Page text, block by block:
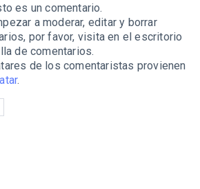
es un comentario.
a moderar, editar y borrar
por favor, visita en el escritorio
de comentarios.
de los comentaristas provienen
.